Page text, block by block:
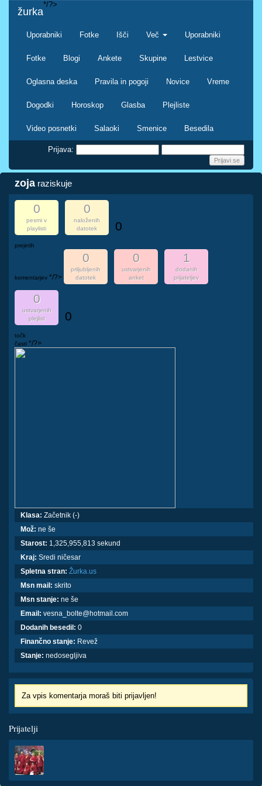
žurka
Uporabniki Fotke Išči Več Uporabniki
Fotke Blogi Ankete Skupine Lestvice
Oglasna deska Pravila in pogoji Novice Vreme
Dogodki Horoskop Glasba Plejliste
Video posnetki Salaoki Smenice Besedila
*/?>
Prijava:
zoja raziskuje
0
pesmi v
playlisti
0
naloženih
datotek
0
prejetih
komentarjev */?>
0
priljubljenih
datotek
0
ustvarjenih
anket
1
dodanih
prijateljev
0
ustvarjenih
plejlist
0
točk
časti */?>
Klasa: Začetnik (-)
Mož: ne še
Starost: 1,325,955,813 sekund
Kraj: Sredi ničesar
Spletna stran: Žurka.us
Msn mail: skrito
Msn stanje: ne še
Email: vesna_bolte@hotmail.com
Dodanih besedil: 0
Finančno stanje: Revež
Stanje: nedosegljiva
Za vpis komentarja moraš biti prijavljen!
Prijatelji